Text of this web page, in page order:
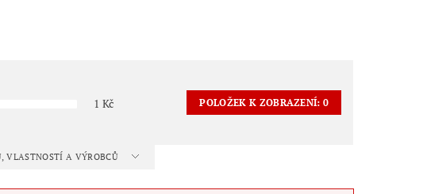
1 Kč POLOŽEK K ZOBRAZENÍ:0
VLASTNOSTÍ A VÝROBCŮ